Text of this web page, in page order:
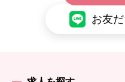
お友